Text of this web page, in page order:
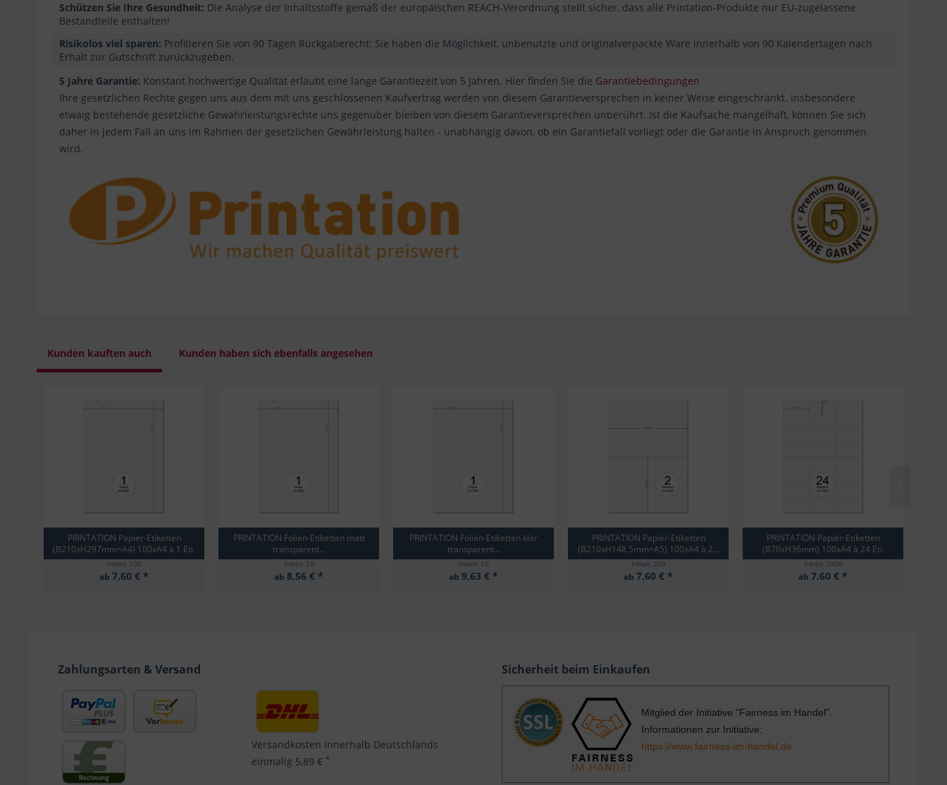
Schützen Sie Ihre Gesundheit: Die Analyse der Inhaltsstoffe gemäß der europäischen REACH-Verordnung stellt sicher, dass alle Printation-Produkte nur EU-zugelassene
Bestandteile enthalten!
Risikolos viel sparen: Profitieren Sie von 90 Tagen Rückgaberecht: Sie haben die Möglichkeit, unbenutzte und originalverpackte Ware innerhalb von 90 Kalendertagen nach
Erhalt zur Gutschrift zurückzugeben.
5 Jahre Garantie: Konstant hochwertige Qualität erlaubt eine lange Garantiezeit von 5 Jahren. Hier finden Sie die Garantiebedingungen
Ihre gesetzlichen Rechte gegen uns aus dem mit uns geschlossenen Kaufvertrag werden von diesem Garantieversprechen in keiner Weise eingeschränkt. Insbesondere
etwaig bestehende gesetzliche Gewährleistungsrechte uns gegenüber bleiben von diesem Garantieversprechen unberührt. Ist die Kaufsache mangelhaft, können Sie sich
daher in jedem Fall an uns im Rahmen der gesetzlichen Gewährleistung halten - unabhängig davon, ob ein Garantiefall vorliegt oder die Garantie in Anspruch genommen
wird.
Kunden kauften auch Kunden haben sich ebenfalls angesehen
PRINTATION Papier-Etiketten
(B210xH297mm=A4) 100xA4 à 1 Eti.
Inhalt 100
ab 7,60 € *
PRINTATION Folien-Etiketten matt
transparent...
Inhalt 10
ab 8,56 € *
PRINTATION Folien-Etiketten klar
transparent...
Inhalt 10
ab 9,63 € *
PRINTATION Papier-Etiketten
(B210xH148,5mm=A5) 100xA4 à 2...
Inhalt 200
ab 7,60 € *
PRINTATION Papier-Etiketten
(B70xH36mm) 100xA4 à 24 Eti.
Inhalt 2400
ab 7,60 € *
Zahlungsarten & Versand
Versandkosten innerhalb Deutschlands
einmalig 5,89 € *
Sicherheit beim Einkaufen
Mitglied der Initiative "Fairness im Handel".
Informationen zur Initiative:
https://www.fairness-im-handel.de